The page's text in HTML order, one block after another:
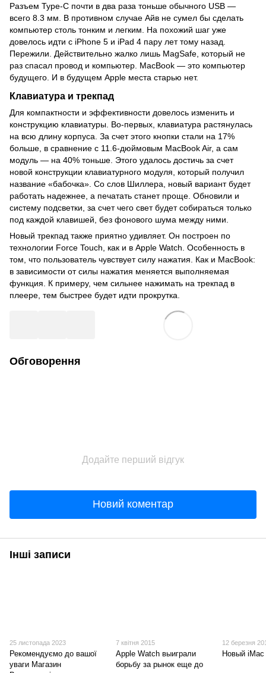
Разъем Type-C почти в два раза тоньше обычного USB —
всего 8.3 мм. В противном случае Айв не сумел бы сделать
компьютер столь тонким и легким. На похожий шаг уже
довелось идти с iPhone 5 и iPad 4 пару лет тому назад.
Пережили. Действительно жалко лишь MagSafe, который не
раз спасал провод и компьютер. MacBook — это компьютер
будущего. И в будущем Apple места старью нет.
Клавиатура и трекпад
Для компактности и эффективности довелось изменить и
конструкцию клавиатуры. Во-первых, клавиатура растянулась
на всю длину корпуса. За счет этого кнопки стали на 17%
больше, в сравнение с 11.6-дюймовым MacBook Air, а сам
модуль — на 40% тоньше. Этого удалось достичь за счет
новой конструкции клавиатурного модуля, который получил
название «бабочка». Со слов Шиллера, новый вариант будет
работать надежнее, а печатать станет проще. Обновили и
систему подсветки, за счет чего свет будет собираться только
под каждой клавишей, без фонового шума между ними.
Новый трекпад также приятно удивляет. Он построен по
технологии Force Touch, как и в Apple Watch. Особенность в
том, что пользователь чувствует силу нажатия. Как и MacBook:
в зависимости от силы нажатия меняется выполняемая
функция. К примеру, чем сильнее нажимать на трекпад в
плеере, тем быстрее будет идти прокрутка.
Обговорення
Додайте перший відгук
Новий коментар
Інші записи
25 листопада 2023
Рекомендуємо до вашої
уваги Магазин
7 квітня 2015
Apple Watch выиграли
борьбу за рынок еще до
12 березня
Новый